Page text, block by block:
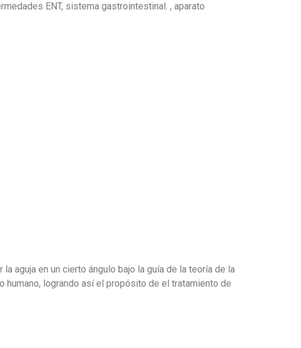
ENT, sistema gastrointestinal. , aparato
aguja en un cierto ángulo bajo la guía de la teoría de la
logrando así el propósito de el tratamiento de